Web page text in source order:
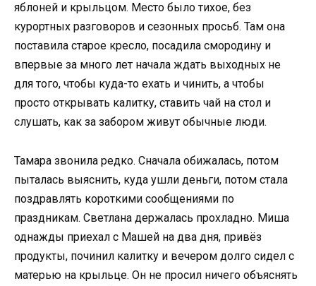
яблоней и крыльцом. Место было тихое, без
курортных разговоров и сезонных просьб. Там она
поставила старое кресло, посадила смородину и
впервые за много лет начала ждать выходных не
для того, чтобы куда-то ехать и чинить, а чтобы
просто открывать калитку, ставить чай на стол и
слушать, как за забором живут обычные люди.
Тамара звонила редко. Сначала обижалась, потом
пыталась выяснить, куда ушли деньги, потом стала
поздравлять короткими сообщениями по
праздникам. Светлана держалась прохладно. Миша
однажды приехал с Машей на два дня, привёз
продукты, починил калитку и вечером долго сидел с
матерью на крыльце. Он не просил ничего объяснять